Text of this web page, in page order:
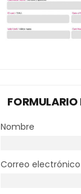
Nombre
Correo electrónico